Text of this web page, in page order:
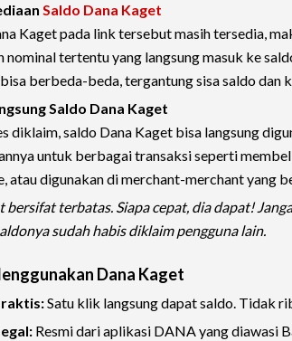
Saldo Dana Kaget
Kaget pada link tersebut masih tersedia,
nominal tertentu yang langsung masuk ke
berbeda-beda, tergantung sisa saldo dan
Saldo Dana Kaget
diklaim, saldo Dana Kaget bisa langsung
untuk berbagai transaksi seperti
atau digunakan di merchant-merchant yang
bersifat terbatas. Siapa cepat, dia dapat!
sudah habis diklaim pengguna lain.
Dana Kaget
Satu klik langsung dapat saldo. Tidak
Resmi dari aplikasi DANA yang diawasi